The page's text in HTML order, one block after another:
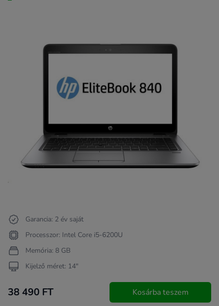
Garancia: 2 év saját
Processzor: Intel Core i5-6200U
Memória: 8 GB
Kijelző méret: 14"
38 490 FT Kosárba teszem